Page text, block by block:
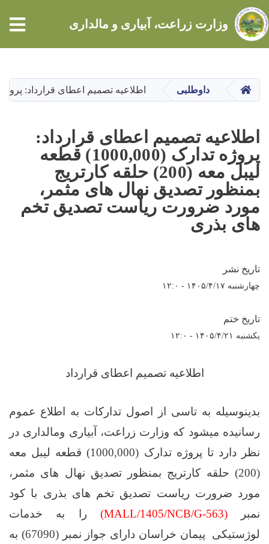
main
content
وزارت زراعت، آبیاری و مالداری
HOME داوطلبی اطلاعیه تصمیم اعطای قرارداد: پروژه تدارک (1000,000) قطعه لیبل معه (200) حلقه کارتریج بمنظور تصدیق نهال های مثمر، مورد
اطلاعیه تصمیم اعطای قرارداد:
پروژه تدارک (1000,000) قطعه
لیبل معه (200) حلقه کارتریج
بمنظور تصدیق نهال های مثمر،
مورد ضرورت ریاست تصدیق تخم
های بذری
تاریخ نشر
چهارشنبه ۱۴۰۵/۴/۱۷ - ۱۲:۰
تاریخ ختم
یکشنبه ۱۴۰۵/۴/۲۱ - ۱۲:۰
اطلاعیه تصمیم اعطای قرارداد
بدینوسیله به تاسی از اصول تدارکات به اطلاع عموم
رسانیده میشود که وزارت زراعت، آبیاری ومالداری در
نظر دارد تا پروژه تدارک (1000,000) قطعه لیبل معه
(200) حلقه کارتریج بمنظور تصدیق نهال های مثمر،
مورد ضرورت ریاست تصدیق تخم های بذری با کود
نمبر(MALL/1405/NCB/G-563)
را به خدمات
لوژستیکی پیمان خراسان دارای جواز نمبر (67090) به